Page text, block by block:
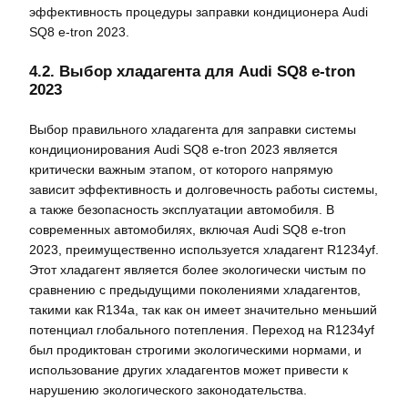
эффективность процедуры заправки кондиционера Audi
SQ8 e-tron 2023.
4.2. Выбор хладагента для Audi SQ8 e-tron
2023
Выбор правильного хладагента для заправки системы
кондиционирования Audi SQ8 e-tron 2023 является
критически важным этапом, от которого напрямую
зависит эффективность и долговечность работы системы,
а также безопасность эксплуатации автомобиля. В
современных автомобилях, включая Audi SQ8 e-tron
2023, преимущественно используется хладагент R1234yf.
Этот хладагент является более экологически чистым по
сравнению с предыдущими поколениями хладагентов,
такими как R134a, так как он имеет значительно меньший
потенциал глобального потепления. Переход на R1234yf
был продиктован строгими экологическими нормами, и
использование других хладагентов может привести к
нарушению экологического законодательства.